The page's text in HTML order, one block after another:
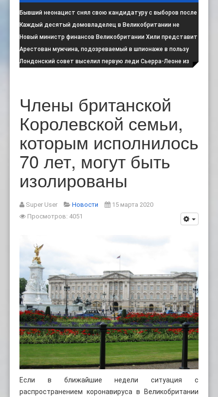
Бывший неонацист снял свою кандидатуру с выборов после
негативной реакции общест:
Каждый десятый домовладелец в Великобритании не
намерен соблюдать запрет на испо:
Новый министр финансов Великобритании Хили представит
свой первый бюджет 28 октя:
Арестован мужчина, подозреваемый в шпионаже в пользу
Ирана на британской военной:
Лондонский совет выселил первую леди Сьерра-Леоне из
Члены британской
Королевской семьи,
которым исполнилось
70 лет, могут быть
изолированы
Super User Новости
15 марта 2020
Просмотров: 4051
Если в ближайшие недели ситуация с
распространением коронавируса в Великобритании